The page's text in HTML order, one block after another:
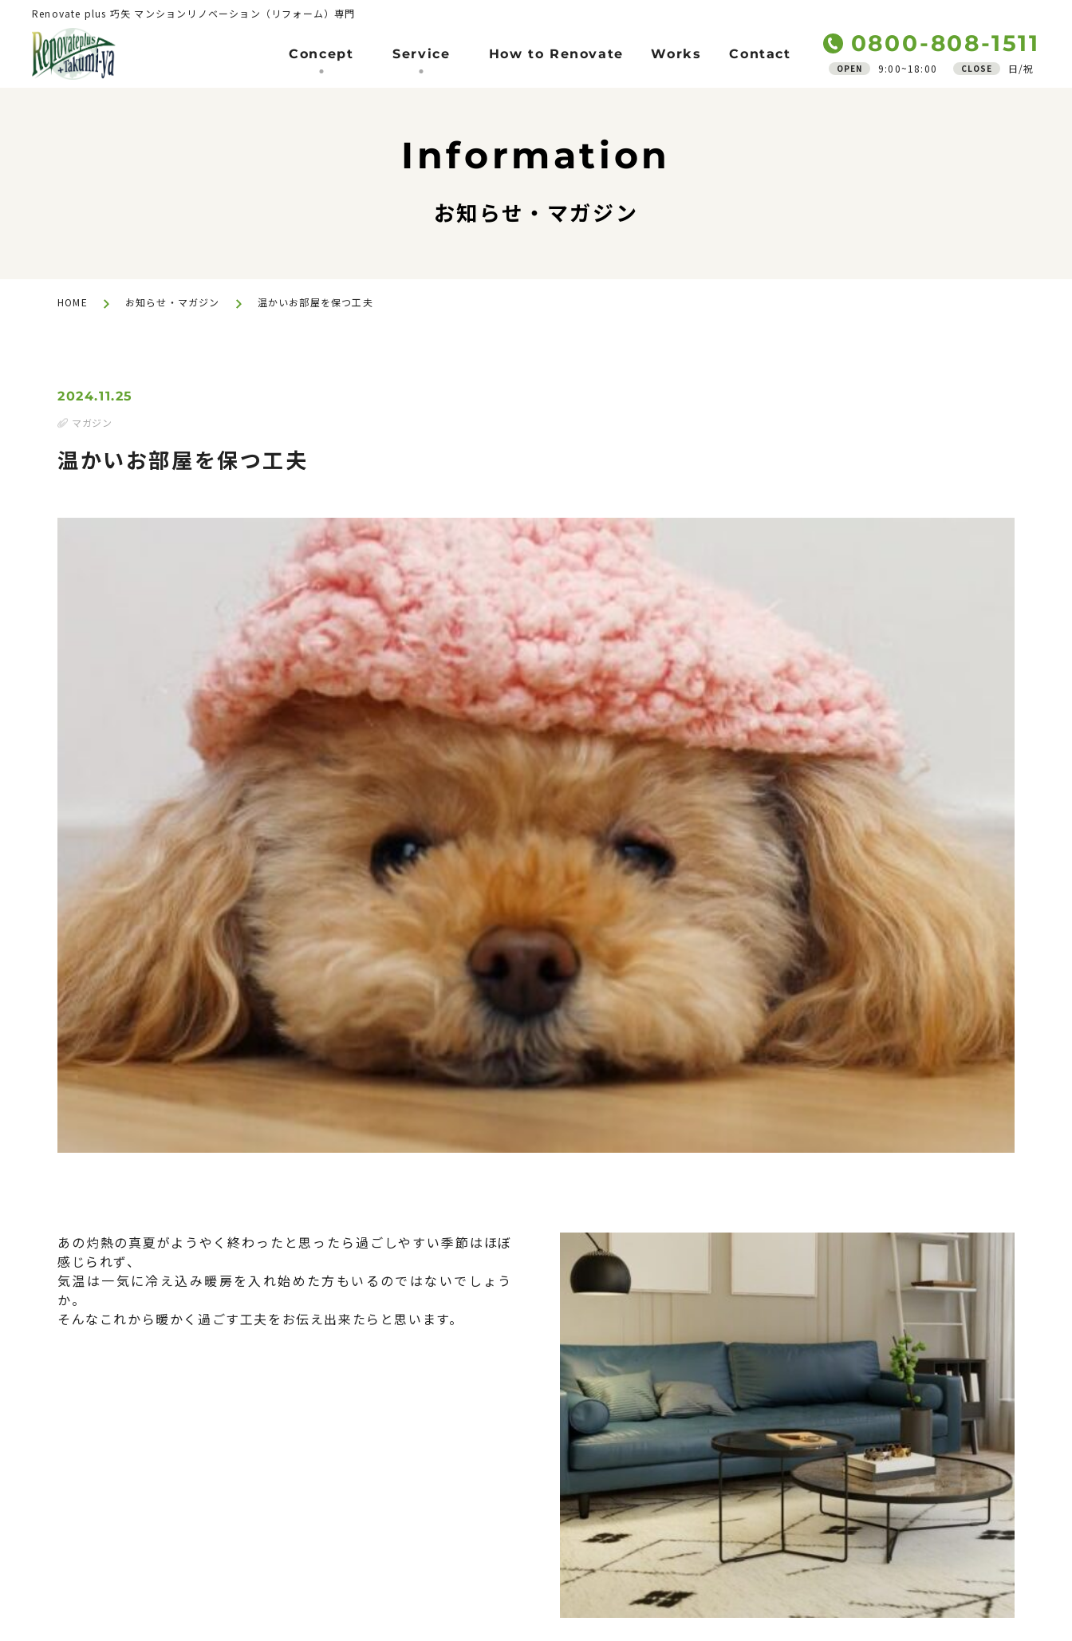
Renovate plus 巧矢 マンションリノベーション（リフォーム）専門
0800-808-1511
OPEN 9:00~18:00 CLOSE 日/祝
Concept
コンセプト 選ばれる理由
Service
施工完了までの流れ
How to Renovate Works Contact
Information
お知らせ・マガジン
HOME お知らせ・マガジン 温かいお部屋を保つ工夫
2024.11.25
マガジン
温かいお部屋を保つ工夫
あの灼熱の真夏がようやく終わったと思ったら過ごしやすい季節はほぼ
感じられず、
気温は一気に冷え込み暖房を入れ始めた方もいるのではないでしょう
か。
そんなこれから暖かく過ごす工夫をお伝え出来たらと思います。